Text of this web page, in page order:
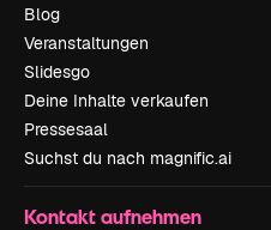
Blog
Veranstaltungen
Slidesgo
Deine Inhalte verkaufen
Pressesaal
Suchst du nach magnific.ai
Kontakt aufnehmen